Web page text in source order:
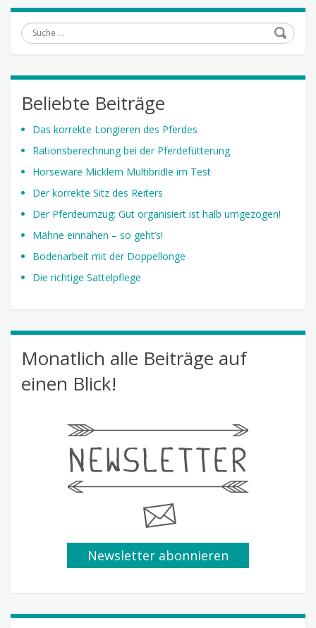
Suche
Beliebte Beiträge
Das korrekte Longieren des Pferdes
Rationsberechnung bei der Pferdefütterung
Horseware Micklem Multibridle im Test
Der korrekte Sitz des Reiters
Der Pferdeumzug: Gut organisiert ist halb umgezogen!
Mähne einnähen – so geht’s!
Bodenarbeit mit der Doppellonge
Die richtige Sattelpflege
Monatlich alle Beiträge auf
einen Blick!
Newsletter abonnieren